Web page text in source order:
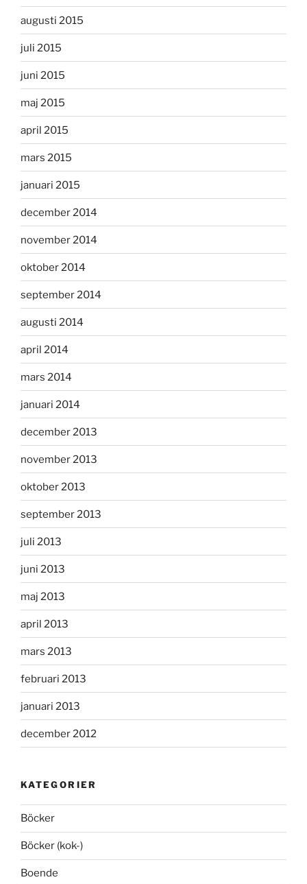
augusti 2015
juli 2015
juni 2015
maj 2015
april 2015
mars 2015
januari 2015
december 2014
november 2014
oktober 2014
september 2014
augusti 2014
april 2014
mars 2014
januari 2014
december 2013
november 2013
oktober 2013
september 2013
juli 2013
juni 2013
maj 2013
april 2013
mars 2013
februari 2013
januari 2013
december 2012
KATEGORIER
Böcker
Böcker (kok-)
Boende